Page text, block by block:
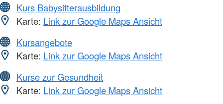
Kurs Babysitterausbildung
Karte: Link zur Google Maps Ansicht
Kursangebote
Karte: Link zur Google Maps Ansicht
Kurse zur Gesundheit
Karte: Link zur Google Maps Ansicht